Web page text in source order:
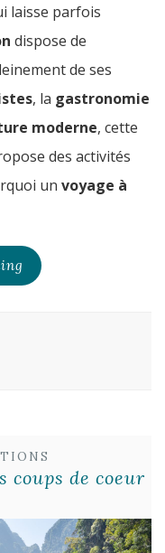
laisse parfois
dispose de
de ses
, la gastronomie
moderne, cette
des activités
un voyage à
coups de coeur